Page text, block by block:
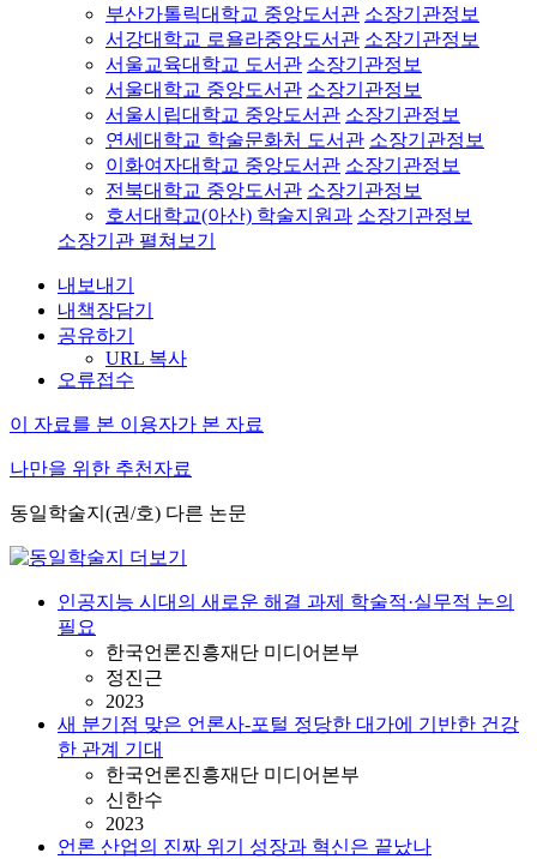
부산가톨릭대학교 중앙도서관 소장기관정보
서강대학교 로욜라중앙도서관 소장기관정보
서울교육대학교 도서관 소장기관정보
서울대학교 중앙도서관 소장기관정보
서울시립대학교 중앙도서관 소장기관정보
연세대학교 학술문화처 도서관 소장기관정보
이화여자대학교 중앙도서관 소장기관정보
전북대학교 중앙도서관 소장기관정보
호서대학교(아산) 학술지원과 소장기관정보
소장기관 펼쳐보기
내보내기
내책장담기
공유하기
URL 복사
오류접수
이 자료를 본 이용자가 본 자료
나만을 위한 추천자료
동일학술지(권/호) 다른 논문
인공지능 시대의 새로운 해결 과제 학술적·실무적 논의
필요
한국언론진흥재단 미디어본부
정진근
2023
새 분기점 맞은 언론사-포털 정당한 대가에 기반한 건강
한 관계 기대
한국언론진흥재단 미디어본부
신한수
2023
언론 산업의 진짜 위기 성장과 혁신은 끝났나